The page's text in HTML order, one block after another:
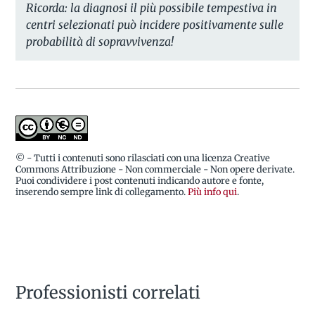
Ricorda: la diagnosi il più possibile tempestiva in
centri selezionati può incidere positivamente sulle
probabilità di sopravvivenza!
© - Tutti i contenuti sono rilasciati con una licenza Creative
Commons Attribuzione - Non commerciale - Non opere derivate.
Puoi condividere i post contenuti indicando autore e fonte,
inserendo sempre link di collegamento.Più info qui.
Professionisti correlati